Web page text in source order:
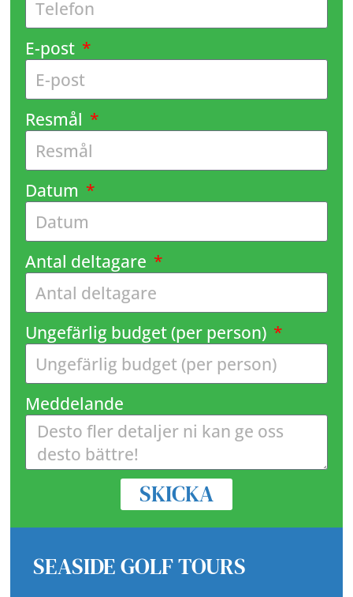
E-post
Resmål
Datum
Antal deltagare
Ungefärlig budget (per person)
Meddelande
SKICKA
SEASIDE GOLF TOURS